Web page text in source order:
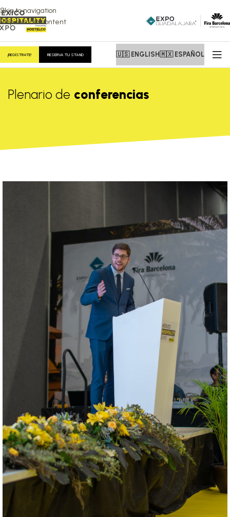
Skip to navigation
Skip to main content
¡REGÍSTRATE! RESERVA TU STAND 🇺🇸 ENGLISH🇲🇽 ESPAÑOL
Plenario de conferencias